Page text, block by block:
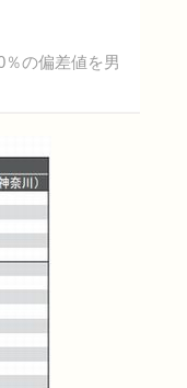
の偏差値を男